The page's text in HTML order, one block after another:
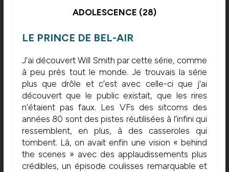
ADOLESCENCE (28)
LE PRINCE DE BEL-AIR
J’ai découvert Will Smith par cette série, comme
à peu près tout le monde. Je trouvais la série
plus que drôle et c’est avec celle-ci que j’ai
découvert que le public existait, que les rires
n’étaient pas faux. Les VFs des sitcoms des
années 80 sont des pistes réutilisées à l’infini qui
ressemblent, en plus, à des casseroles qui
tombent. Là, on avait enfin une vision « behind
the scenes » avec des applaudissements plus
crédibles, un épisode coulisses remarquable et